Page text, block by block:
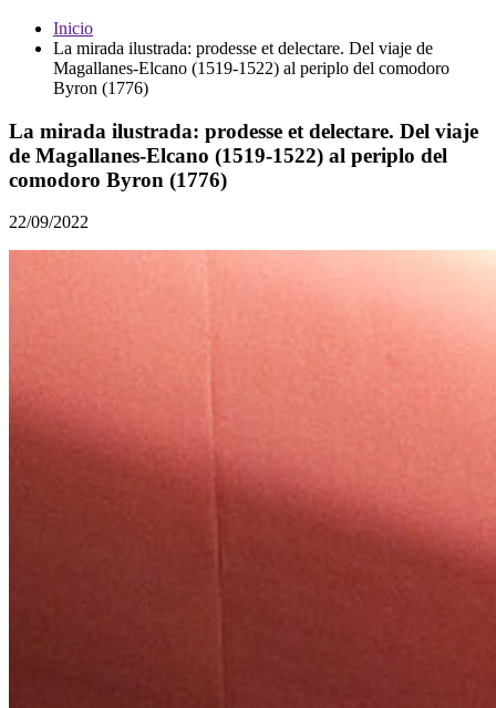
Inicio
La mirada ilustrada: prodesse et delectare. Del viaje de
Magallanes-Elcano (1519-1522) al periplo del comodoro
Byron (1776)
La mirada ilustrada: prodesse et delectare. Del viaje
de Magallanes-Elcano (1519-1522) al periplo del
comodoro Byron (1776)
22/09/2022